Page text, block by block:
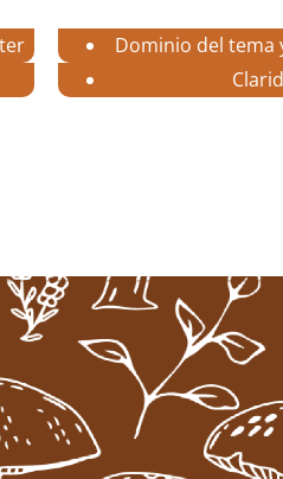
Dominio del tema